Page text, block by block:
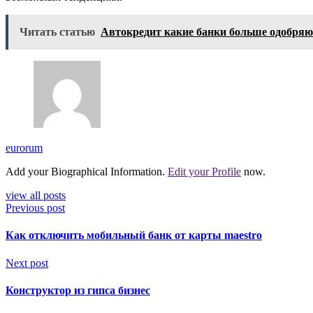
Читать статью Автокредит какие банки больше
eurorum
Add your Biographical Information. Edit your Profile now.
view all posts
Previous post
Как отключить мобильный банк от карты maestro
Next post
Конструктор из гипса бизнес